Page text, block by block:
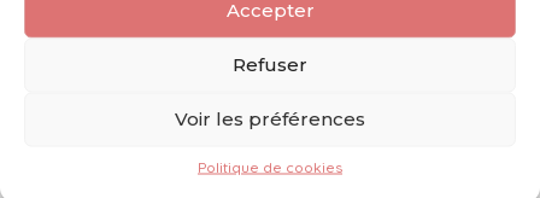
Accepter
Refuser
Voir les préférences
Politique de cookies
sont confectionnés avec soin et
attention aux détails, en France, dans le
Département de l’Yonne à Toucy, par Stéphanie
BAILLOT. C’est une créatrice passionnée et
de l’artisanat de Bourgogne. En2018